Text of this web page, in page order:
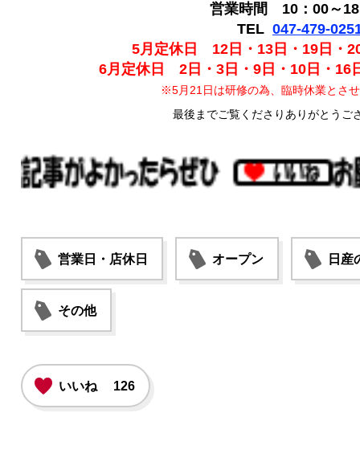
営業時間 10：00～
TEL 047-479-
5月定休日 12日・13日・19日・
6月定休日 2日・3日・9日・10日・16
※5月21日は研修の為、臨時休業とさ
最後までご覧くださりありがとうご
営業日・店休日 オープン 日産
その他
いいね 126